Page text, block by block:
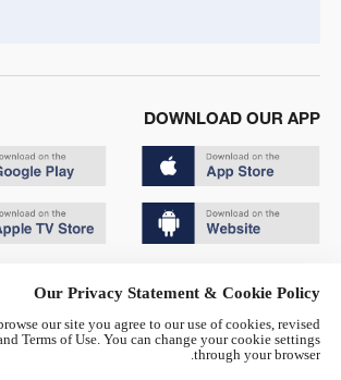
DOWNLOAD OUR APP
京公网安备 11010502050052号
Our Privacy Statement & Cookie Policy
our site you agree to our use of cookies, revised
Terms of Use. You can change your cookie settings
through your browser.